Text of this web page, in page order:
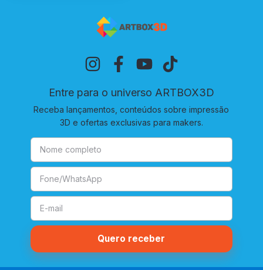
Entre para o universo ARTBOX3D
Receba lançamentos, conteúdos sobre impressão
3D e ofertas exclusivas para makers.